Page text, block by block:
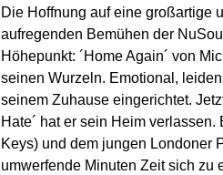
Die Hoffnung auf eine großartige
aufregenden Bemühen der
Höhepunkt: ´Home Again´ von
seinen Wurzeln. Emotional,
seinem Zuhause eingerichtet.
Hate´ hat er sein Heim
Keys) und dem jungen Londoner
umwerfende Minuten Zeit sich zu